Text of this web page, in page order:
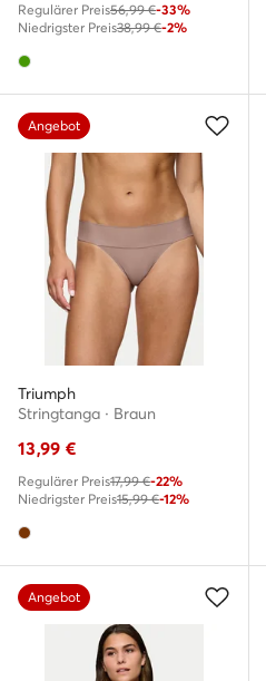
Regulärer Preis56,99 €-33%
Niedrigster Preis38,99 €-2%
Angebot
Triumph
Stringtanga · Braun
13,99 €
Regulärer Preis17,99 €-22%
Niedrigster Preis15,99 €-12%
Angebot